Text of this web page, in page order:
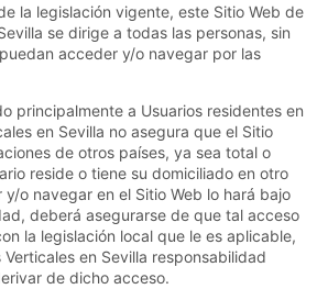
la legislación vigente, este Sitio Web de
se dirige a todas las personas, sin
acceder y/o navegar por las
principalmente a Usuarios residentes en
en Sevilla no asegura que el Sitio
de otros países, ya sea total o
reside o tiene su domiciliado en otro
o navegar en el Sitio Web lo hará bajo
deberá asegurarse de que tal acceso
la legislación local que le es aplicable,
Verticales en Sevilla responsabilidad
de dicho acceso.